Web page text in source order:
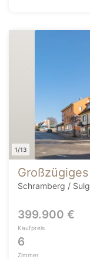
1/13
Schramberg /
399.900 €
Kaufpreis
6
Zimmer